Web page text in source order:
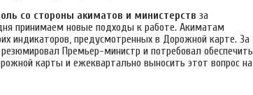
со стороны акиматов и министерств за
принимаем новые подходы к работе. Акиматам
индикаторов, предусмотренных в Дорожной карте. За
Премьер-министр и потребовал обеспечить
карты и ежеквартально выносить этот вопрос на